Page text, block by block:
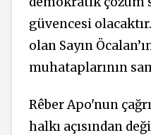
güvencesi
olan Sayın
muhataplarının
Rêber Apo'nun
halkı açısından